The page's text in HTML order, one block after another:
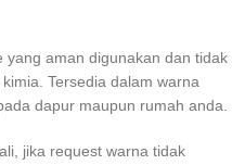
yang aman digunakan dan tidak
Tersedia dalam warna
dapur maupun rumah anda.
jika request warna tidak